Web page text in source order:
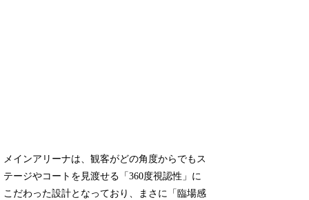
メインアリーナは、観客がどの角度からでもス
テージやコートを見渡せる「360度視認性」に
こだわった設計となっており、まさに「臨場感